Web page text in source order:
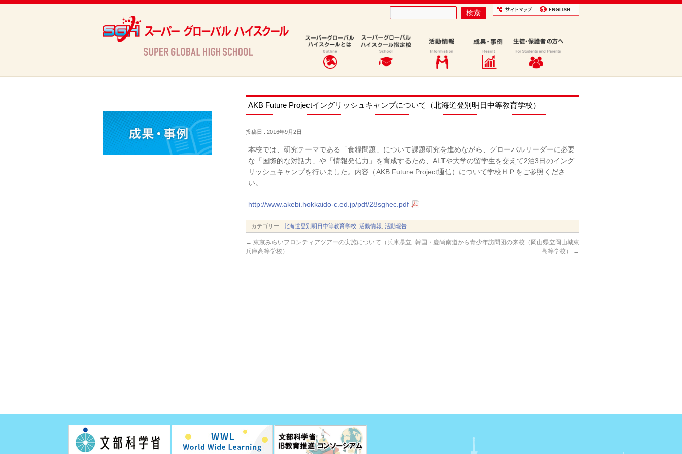
北海道登別明日中等教育学校» AKB Future Projectイングリッシュキャンプについて（北海道登別明日中等教育学校）
AKB Future Projectイングリッシュキャンプについて（北海道登別明日中等教育学校）
投稿日 : 2016年9月2日
本校では、研究テーマである「食糧問題」について課題研究を進めながら、グローバルリーダーに必要
な「国際的な対話力」や「情報発信力」を育成するため、ALTや大学の留学生を交えて2泊3日のイング
リッシュキャンプを行いました。内容（AKB Future Project通信）について学校ＨＰをご参照くださ
い。
http://www.akebi.hokkaido-c.ed.jp/pdf/28sghec.pdf
カテゴリー : 北海道登別明日中等教育学校, 活動情報 活動報告
← 東京みらいフロンティアツアーの実施について（兵庫県立
兵庫高等学校）
韓国・慶尚南道から青少年訪問団の来校（岡山県立岡山城東
高等学校）
→